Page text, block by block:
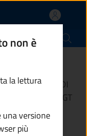
DI
VARIANTE AL PGT
non è
la lettura
una versione
più